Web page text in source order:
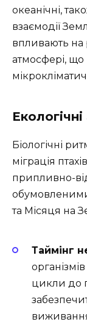
океанічні,
взаємодії
впливають на
атмосфері,
Біологічні
міграція
припливно-
та Місяця на
Таймінг
цикли до